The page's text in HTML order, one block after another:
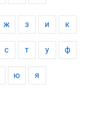
ж з и к
с т у ф
ю я